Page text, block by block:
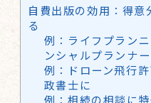
自費出版の効用：得
る
例：ライフプラン
ンシャルプランナ
例：ドローン飛行
政書士に
例：相続の相談に